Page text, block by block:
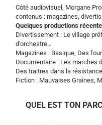
Côté audiovisuel, Morgane
contenus : magazines,
Quelques productions
Divertissement : Le village
d’orchestre…
Magazines : Basique, Des
Documentaire : Les marches
Des traitres dans la
Fiction : Mauvaises Graines,
QUEL EST TON